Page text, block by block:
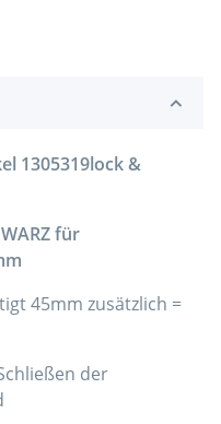
1305319lock &
für
45mm zusätzlich =
der